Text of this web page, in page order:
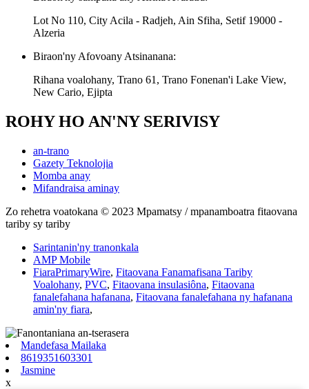
Lot No 110, City Acila - Radjeh, Ain Sfiha, Setif 19000 -
Alzeria
Biraon'ny Afovoany Atsinanana:
Rihana voalohany, Trano 61, Trano Fonenan'i Lake View,
New Cario, Ejipta
ROHY HO AN'NY SERIVISY
an-trano
Gazety Teknolojia
Momba anay
Mifandraisa aminay
Zo rehetra voatokana © 2023 Mpamatsy / mpanamboatra fitaovana
tariby sy tariby
Sarintanin'ny tranonkala
AMP Mobile
FiaraPrimaryWire, Fitaovana Fanamafisana Tariby
Voalohany, PVC, Fitaovana insulasiôna, Fitaovana
fanalefahana hafanana, Fitaovana fanalefahana ny hafanana
amin'ny fiara,
Mandefasa Mailaka
8619351603301
Jasmine
x